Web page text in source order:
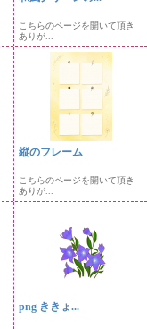
こちらのページを開いて頂き
ありが...
縦のフレーム
こちらのページを開いて頂き
ありが...
png ききょ...